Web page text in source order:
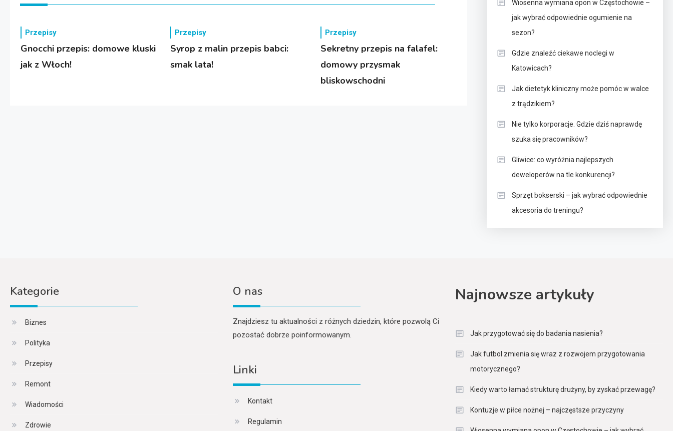
Przepisy
Gnocchi przepis: domowe kluski
jak z Włoch!
Przepisy
Syrop z malin przepis babci:
smak lata!
Przepisy
Sekretny przepis na falafel:
domowy przysmak
bliskowschodni
Wiosenna wymiana opon w Częstochowie –
jak wybrać odpowiednie ogumienie na
sezon?
Gdzie znaleźć ciekawe noclegi w
Katowicach?
Jak dietetyk kliniczny może pomóc w walce
z trądzikiem?
Nie tylko korporacje. Gdzie dziś naprawdę
szuka się pracowników?
Gliwice: co wyróżnia najlepszych
deweloperów na tle konkurencji?
Sprzęt bokserski – jak wybrać odpowiednie
akcesoria do treningu?
Kategorie
Biznes
Polityka
Przepisy
Remont
Wiadomości
Zdrowie
O nas
Znajdziesz tu aktualności z różnych dziedzin, które pozwolą Ci
pozostać dobrze poinformowanym.
Linki
Kontakt
Regulamin
Najnowsze artykuły
Jak przygotować się do badania nasienia?
Jak futbol zmienia się wraz z rozwojem przygotowania
motorycznego?
Kiedy warto łamać strukturę drużyny, by zyskać przewagę?
Kontuzje w piłce nożnej – najczęstsze przyczyny